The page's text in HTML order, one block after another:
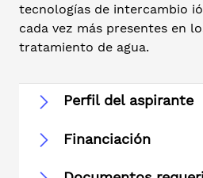
tecnologías de intercambio
cada vez más presentes en
tratamiento de agua.
Perfil del aspirante
Financiación